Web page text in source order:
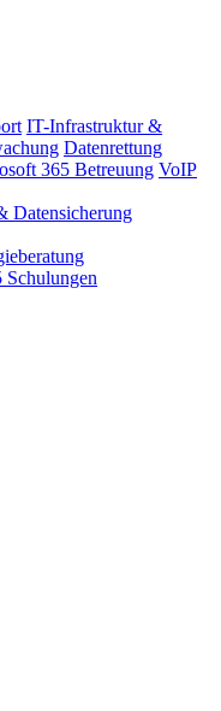
IT-Infrastruktur &
Datenrettung
365 Betreuung VoIP
Datensicherung